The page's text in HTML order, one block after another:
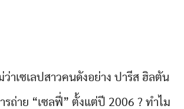
าเซเลปสาวคนดังอย่าง ปารีส ฮิลตัน
ถ่าย “เซลฟี่” ตั้งแต่ปี 2006 ? ทำไม